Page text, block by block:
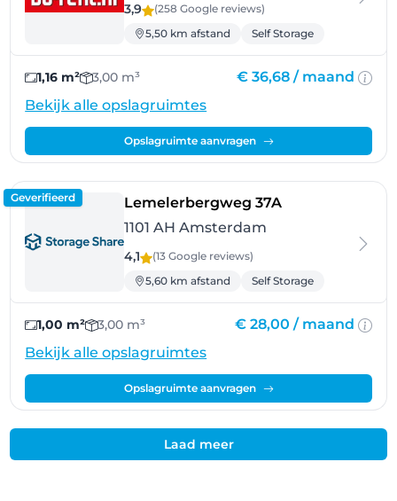
3,9 (258 Google reviews)
5,50 km afstand
Self Storage
1,16 m² 3,00 m³ € 36,68 / maand
Bekijk alle opslagruimtes
Opslagruimte aanvragen
Geverifieerd Lemelerbergweg 37A- Amsterdam
1101 AH Amsterdam
4,1 (13 Google reviews)
5,60 km afstand
Self Storage
1,00 m² 3,00 m³ € 28,00 / maand
Bekijk alle opslagruimtes
Opslagruimte aanvragen
Laad meer